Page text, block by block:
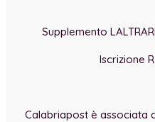
Supplemento
Iscrizione
Calabriapost è associata